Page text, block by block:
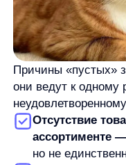
поиска:
синонимы,
и словоформы.
Языковые барьеры:
раскладку
транслитерацию,
с кириллицей.
вместо «кресло»
базового поиска
Специфические
наоборот, слишком
кофеварка для